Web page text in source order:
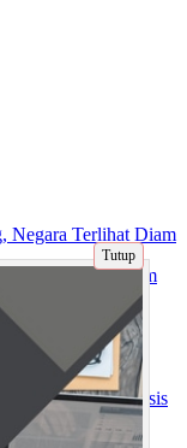
Terlihat Diam
Tutup